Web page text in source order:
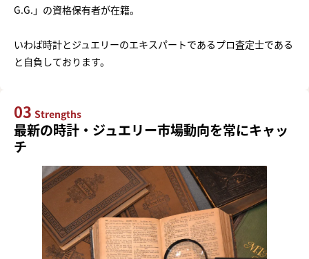
G.G.」の資格保有者が在籍。
いわば時計とジュエリーのエキスパートであるプロ査定士である
と自負しております。
03 Strengths
最新の時計・ジュエリー市場動向を常にキャッ
チ